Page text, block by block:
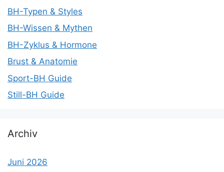
BH-Typen & Styles
BH-Wissen & Mythen
BH-Zyklus & Hormone
Brust & Anatomie
Sport-BH Guide
Still-BH Guide
Archiv
Juni 2026